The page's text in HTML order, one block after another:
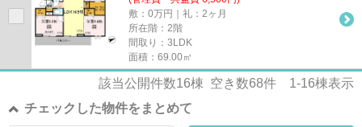
敷：0万円｜礼：2ヶ月
所在階：2階
間取り：3LDK
面積：69.00㎡
該当公開件数16棟 空き数68件 1-16棟表示
チェックした物件をまとめて